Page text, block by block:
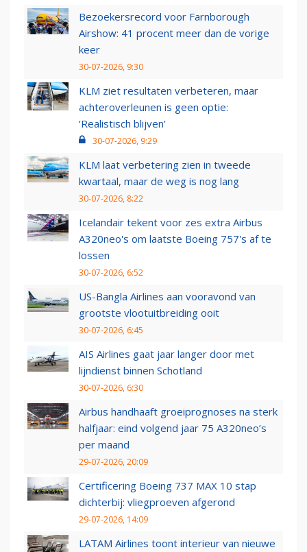
Bezoekersrecord voor Farnborough
Airshow: 41 procent meer dan de vorige
keer
30-07-2026, 9:30
KLM ziet resultaten verbeteren, maar
achteroverleunen is geen optie:
‘Realistisch blijven’
30-07-2026, 9:29
KLM laat verbetering zien in tweede
kwartaal, maar de weg is nog lang
30-07-2026, 8:22
Icelandair tekent voor zes extra Airbus
A320neo's om laatste Boeing 757's af te
lossen
30-07-2026, 6:52
US-Bangla Airlines aan vooravond van
grootste vlootuitbreiding ooit
30-07-2026, 6:45
AIS Airlines gaat jaar langer door met
lijndienst binnen Schotland
30-07-2026, 6:30
Airbus handhaaft groeiprognoses na sterk
halfjaar: eind volgend jaar 75 A320neo’s
per maand
29-07-2026, 20:09
Certificering Boeing 737 MAX 10 stap
dichterbij: vliegproeven afgerond
29-07-2026, 14:09
LATAM Airlines toont interieur van nieuwe